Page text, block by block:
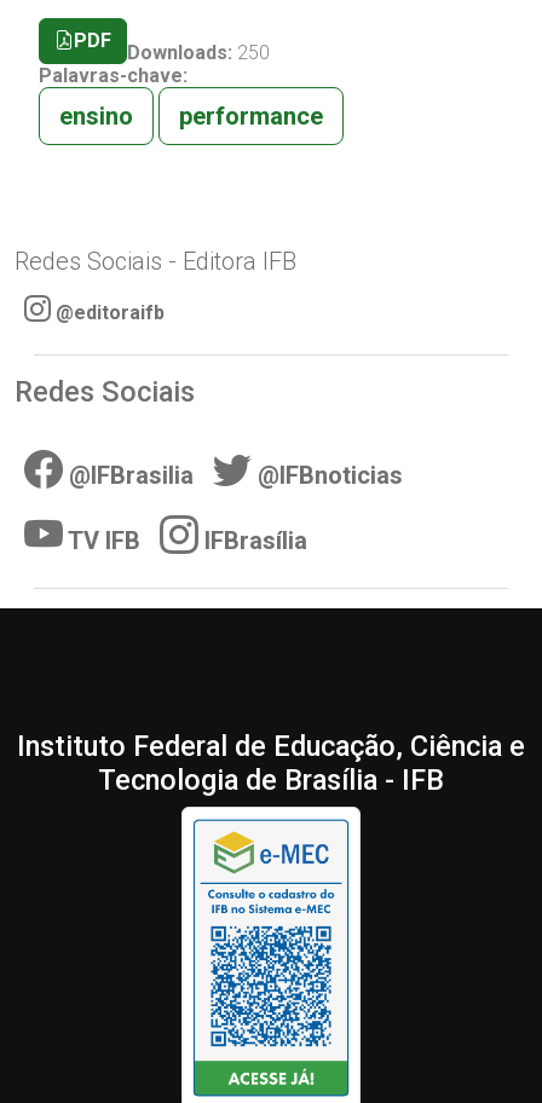
PDF
Downloads: 250
Palavras-chave:
ensino performance
Redes Sociais - Editora IFB
@editoraifb
Redes Sociais
@IFBrasilia @IFBnoticias
TV IFB IFBrasília
Instituto Federal de Educação, Ciência e
Tecnologia de Brasília - IFB